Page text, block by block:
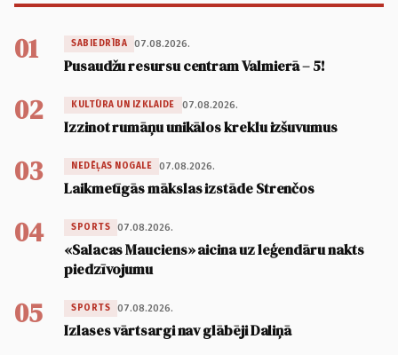
01 SABIEDRĪBA 07.08.2026.
Pusaudžu resursu centram Valmierā – 5!
02 KULTŪRA UN IZKLAIDE 07.08.2026.
Izzinot rumāņu unikālos kreklu izšuvumus
03 NEDĒĻAS NOGALE 07.08.2026.
Laikmetīgās mākslas izstāde Strenčos
04 SPORTS 07.08.2026.
«Salacas Mauciens» aicina uz leģendāru nakts
piedzīvojumu
05 SPORTS 07.08.2026.
Izlases vārtsargi nav glābēji Daliņā